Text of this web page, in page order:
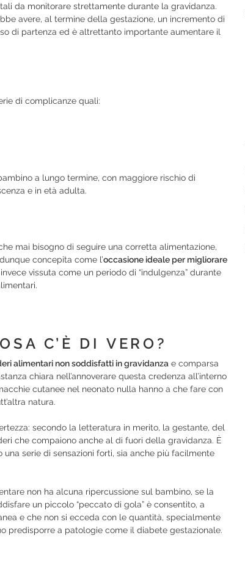
da monitorare strettamente durante la gravidanza.
avere, al termine della gestazione, un incremento di
di partenza ed è altrettanto importante aumentare il
di complicanze quali:
a lungo termine, con maggiore rischio di
e in età adulta.
mai bisogno di seguire una corretta alimentazione,
concepita come l’occasione ideale per migliorare
vissuta come un periodo di “indulgenza” durante
C’È DI VERO?
alimentari non soddisfatti in gravidanza e comparsa
chiara nell’annoverare questa credenza all’interno
cutanee nel neonato nulla hanno a che fare con
natura.
secondo la letteratura in merito, la gestante, del
che compaiono anche al di fuori della gravidanza. È
serie di sensazioni forti, sia anche più facilmente
non ha alcuna ripercussione sul bambino, se la
un piccolo “peccato di gola” è consentito, a
e che non si ecceda con le quantità, specialmente
predisporre a patologie come il diabete gestazionale.